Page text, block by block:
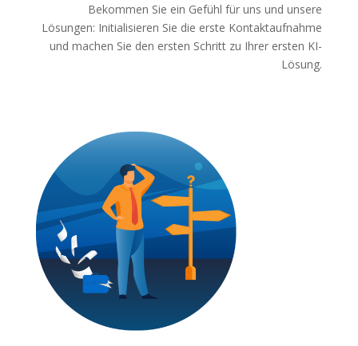
Bekommen Sie ein Gefühl für uns und unsere
Lösungen: Initialisieren Sie die erste Kontaktaufnahme
und machen Sie den ersten Schritt zu Ihrer ersten KI-
Lösung.